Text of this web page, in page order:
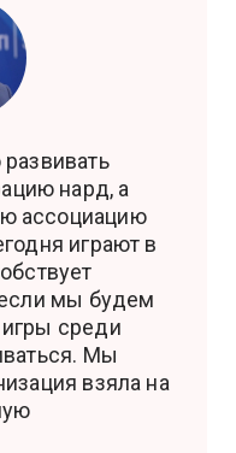
нард, а
ассоциацию
играют в
если мы будем
игры среди
Мы
взяла на